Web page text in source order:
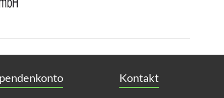
Kontakt